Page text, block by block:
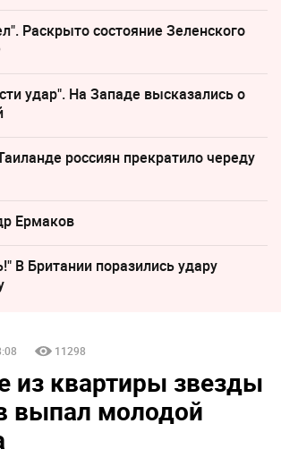
Раскрыто состояние Зеленского
удар". На Западе высказались о
россиян прекратило череду
Ермаков
В Британии поразились удару
11298
из квартиры звезды
выпал молодой